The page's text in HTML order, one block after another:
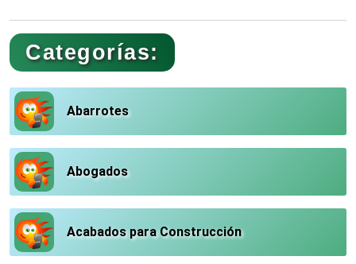
Categorías:
Abarrotes
Abogados
Acabados para Construcción